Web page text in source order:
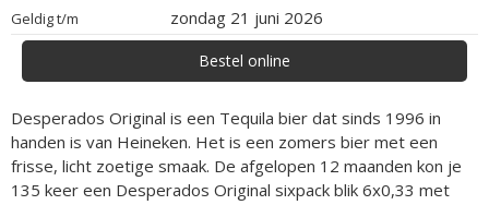
Geldig t/m zondag 21 juni 2026
Bestel online
Desperados Original is een Tequila bier dat sinds 1996 in
handen is van Heineken. Het is een zomers bier met een
frisse, licht zoetige smaak. De afgelopen 12 maanden kon je
135 keer een Desperados Original sixpack blik 6x0,33 met